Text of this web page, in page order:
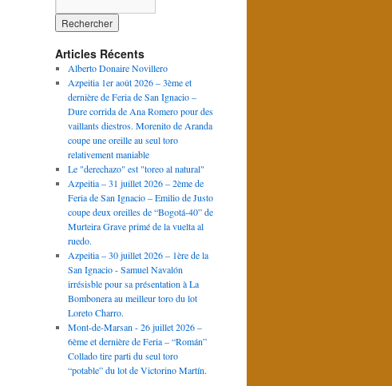
Articles Récents
Alberto Donaire Novillero
Azpeitia 1er août 2026 – 3ème et
dernière de Feria de San Ignacio –
Dure corrida de Ana Romero pour des
vaillants diestros. Morenito de Aranda
coupe une oreille au seul toro
relativement maniable
Le "derechazo" est "toreo al natural"
Azpeitia – 31 juillet 2026 – 2ème de
Feria de San Ignacio – Emilio de Justo
coupe deux oreilles de “Bogotá-40” de
Murteira Grave primé de la vuelta al
ruedo.
Azpeitia – 30 juillet 2026 – 1ère de la
San Ignacio - Samuel Navalón
irrésisble pour sa présentation à La
Bombonera au meilleur toro du lot
Loreto Charro.
Mont-de-Marsan - 26 juillet 2026 –
6ème et dernière de Feria – “Román”
Collado tire parti du seul toro
“potable” du lot de Victorino Martín.